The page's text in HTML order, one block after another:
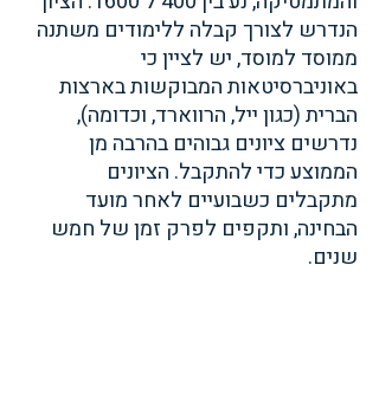
הנדרש לצורך קבלה ללימודים משתנה
ממוסד למוסד, יש לציין כי
באוניברסיטאות המבוקשות בארצות
הברית (כגון ייל, הרווארד, וכדומה),
נדרשים ציונים גבוהים בהרבה מן
הממוצע כדי להתקבל. הציונים
מתקבלים כשבועיים לאחר מועד
הבחינה, ותקפים לפרק זמן של חמש
שנים.